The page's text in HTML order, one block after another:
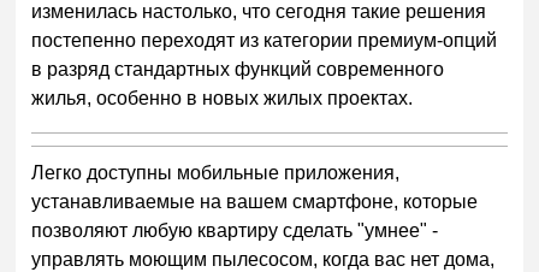
изменилась настолько, что сегодня такие решения
постепенно переходят из категории премиум-опций
в разряд стандартных функций современного
жилья, особенно в новых жилых проектах.
Легко доступны мобильные приложения,
устанавливаемые на вашем смартфоне, которые
позволяют любую квартиру сделать "умнее" -
управлять моющим пылесосом, когда вас нет дома,